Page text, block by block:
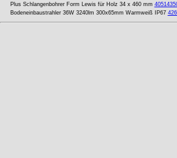
Plus Schlangenbohrer Form Lewis für Holz 34 x 460 mm
Bodeneinbaustrahler 36W 3240lm 300x65mm Warmweiß IP67